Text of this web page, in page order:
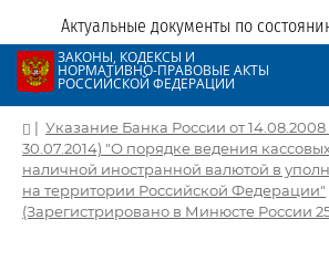
Актуальные документы по
ЗАКОНЫ, КОДЕКСЫ И
НОРМАТИВНО-ПРАВОВЫЕ АКТЫ
РОССИЙСКОЙ ФЕДЕРАЦИИ
| Указание Банка России от 14.08.2008
30.07.2014) "О порядке ведения
наличной иностранной валютой в
на территории Российской Федерации"
(Зарегистрировано в Минюсте России